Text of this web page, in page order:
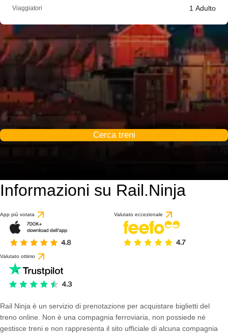
Viaggiatori 1 Adulto
Cerca treni
Informazioni su Rail.Ninja
App più votata Valutato eccezionale
Valutato ottimo
Rail Ninja è un servizio di prenotazione per acquistare biglietti del
treno online. Non è una compagnia ferroviaria, non possiede né
gestisce treni e non rappresenta il sito ufficiale di alcuna compagnia